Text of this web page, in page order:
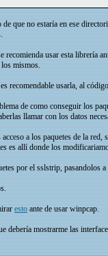
que no estaría en ese
recomienda usar esta librería
mismos.
recomendable usarla, al
de como conseguir los
llamar con los datos
acceso a los paquetes de la
es allí donde los
por el sslstrip, pasandolos
estoante de usar winpcap.
debería mostrarme las